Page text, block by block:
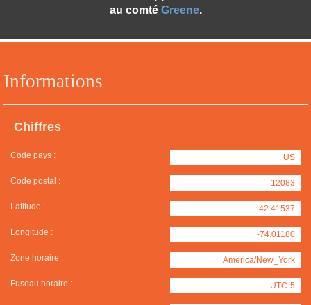
Informations
Chiffres
Code pays : US
Code postal : 12083
Latitude : 42.41537
Longitude : -74.01180
Zone horaire : America/New_York
Fuseau horaire : UTC-5
au comté Greene.